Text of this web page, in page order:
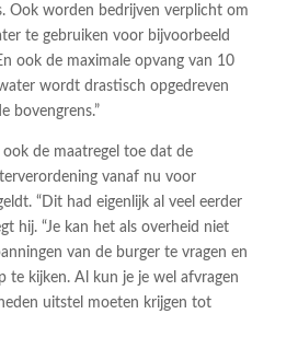
Ook worden bedrijven verplicht om
te gebruiken voor bijvoorbeeld
ook de maximale opvang van 10
wordt drastisch opgedreven
bovengrens.”
de maatregel toe dat de
vanaf nu voor
“Dit had eigenlijk al veel eerder
hij. “Je kan het als overheid niet
van de burger te vragen en
te kijken. Al kun je je wel afvragen
uitstel moeten krijgen tot